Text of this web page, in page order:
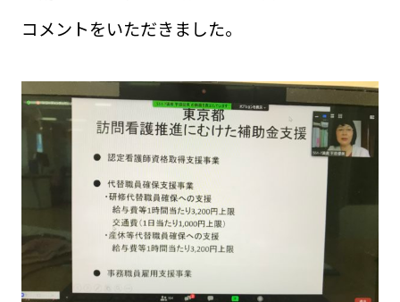
コメントをいただきました。